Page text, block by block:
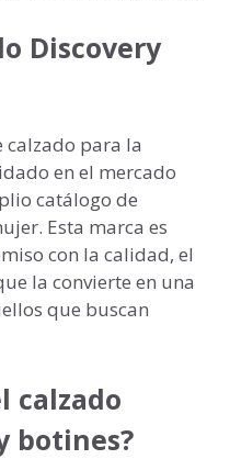
Discovery
calzado para la
en el mercado
catálogo de
Esta marca es
con la calidad, el
la convierte en una
que buscan
calzado
botines?